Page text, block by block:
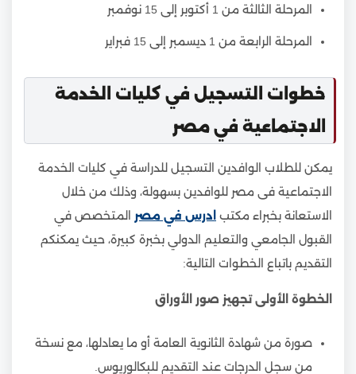
المرحلة الثالثة من 1 أكتوبر إلى 15 نوفمبر
المرحلة الرابعة من 1 ديسمبر إلى 15 فبراير
خطوات التسجيل في كليات الخدمة
الاجتماعية في مصر
يمكن للطلاب الوافدين التسجيل للدراسة في كليات الخدمة
الاجتماعية فى مصر للوافدين بسهولة، وذلك من خلال
الاستعانة بخبراء مكتب ادرس في مصر المتخصص في
القبول الجامعي والتعليم الدولي بخبرة كبيرة، حيث يمكنكم
التقديم باتباع الخطوات التالية:
الخطوة الأولى تجهيز صور الأوراق
صورة من شهادة الثانوية العامة أو ما يعادلها، مع نسخة
من سجل الدرجات عند التقديم للبكالوريوس.